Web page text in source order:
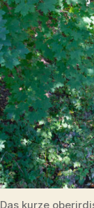
Das kurze